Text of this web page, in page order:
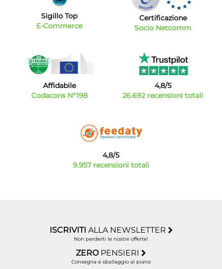
Sigillo Top
E-Commerce
Certificazione
Socio Netcomm
Affidabile
Codacons N°198
4,8/5
26.692 recensioni totali
4,8/5
9.957 recensioni totali
ISCRIVITI ALLA NEWSLETTER
Non perderti le nostre offerte!
ZERO PENSIERI
Consegna e sballaggio al piano